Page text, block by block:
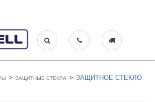
> ЗАЩИТНЫЕ СТЕКЛА > ЗАЩИТНОЕ СТЕКЛО